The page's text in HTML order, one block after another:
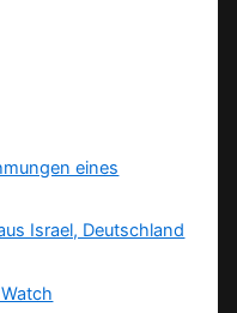
eines
Israel, Deutschland